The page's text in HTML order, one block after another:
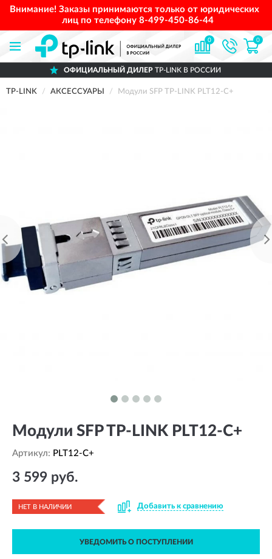
Внимание! Заказы принимаются только от юридических
лиц по телефону 8-499-450-86-44
0 0
ОФИЦИАЛЬНЫЙ ДИЛЕР TP-LINK В РОССИИ
TP-LINK АКСЕССУАРЫ Модули SFP TP-LINK PLT12-C+
Модули SFP TP-LINK PLT12-C+
Артикул: PLT12-C+
3 599 руб.
НЕТ В НАЛИЧИИ Добавить к сравнению
УВЕДОМИТЬ О ПОСТУПЛЕНИИ